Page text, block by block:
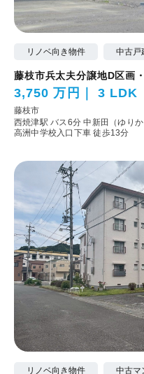
リノベ向き物件 中古戸
藤枝市兵太夫分譲地D区画
3,750 万円 3 LDK
藤枝市
西焼津駅 バス6分 中新田（ゆり
高洲中学校入口下車 徒歩13分
リノベ向き物件 中古マ